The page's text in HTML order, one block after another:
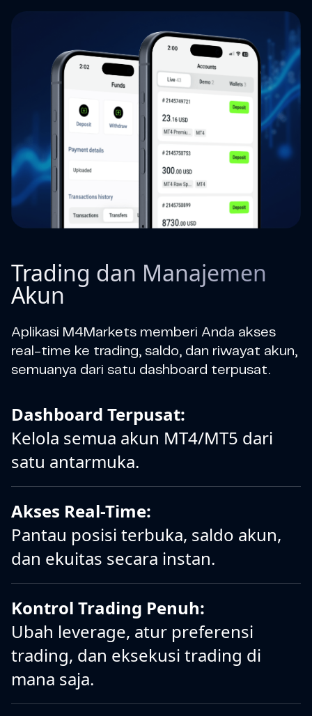
Trading dan Manajemen
Akun
Aplikasi M4Markets memberi Anda akses
real-time ke trading, saldo, dan riwayat akun,
semuanya dari satu dashboard terpusat.
Dashboard Terpusat:
Kelola semua akun MT4/MT5 dari
satu antarmuka.
Akses Real-Time:
Pantau posisi terbuka, saldo akun,
dan ekuitas secara instan.
Kontrol Trading Penuh:
Ubah leverage, atur preferensi
trading, dan eksekusi trading di
mana saja.